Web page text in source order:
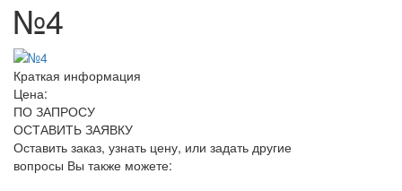
№4
Краткая информация
Цена:
ПО ЗАПРОСУ
ОСТАВИТЬ ЗАЯВКУ
Оставить заказ, узнать цену, или задать другие
вопросы Вы также можете: